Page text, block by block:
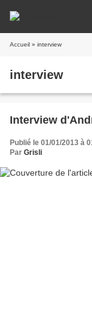
Accueil » interview
interview
Interview
Publié le 01/01/2013 à
Par Grisli